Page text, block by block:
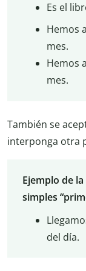
Es el
Hemos
mes.
Hemos
mes.
También se
interponga otra
Ejemplo de
simples
del día.